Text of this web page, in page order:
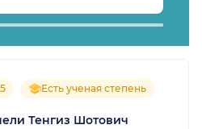
Есть ученая степень
Тенгиз Шотович